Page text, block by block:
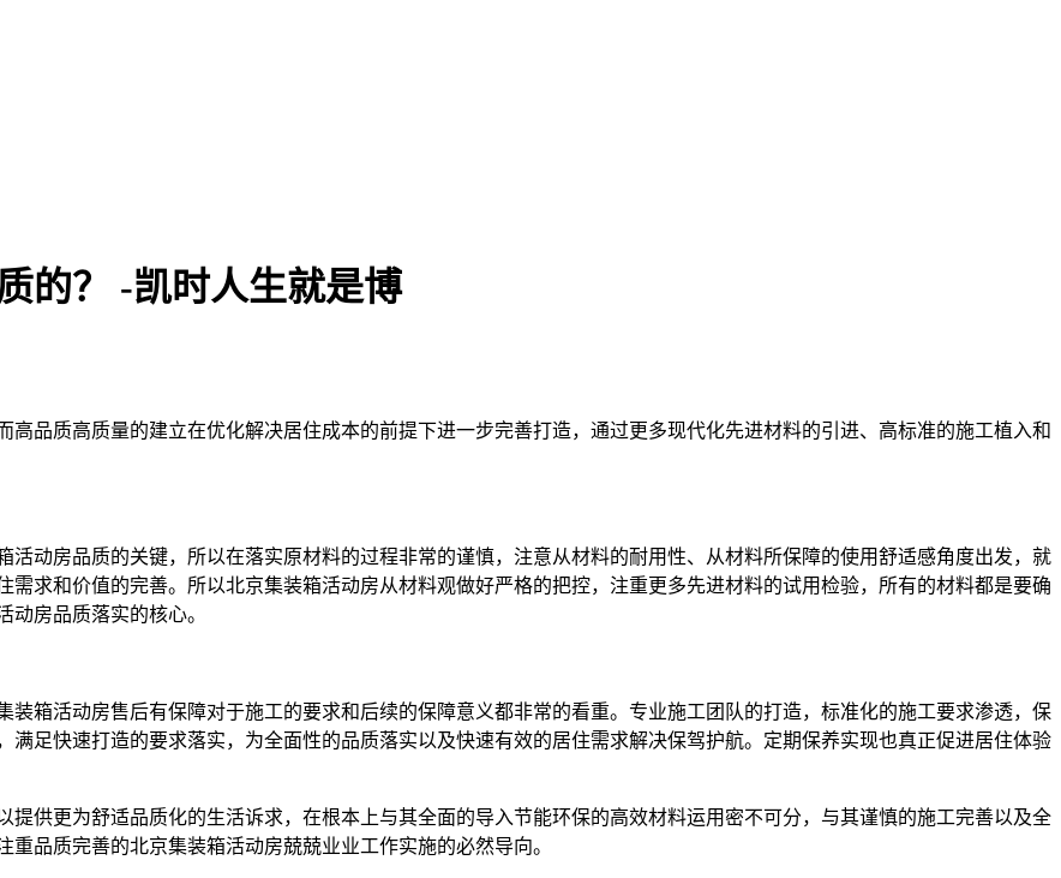
的？ -凯时人生就是博
品质高质量的建立在优化解决居住成本的前提下进一步完善打造，通过更多现代化先进材料的引进、高标准的施工植入和
动房品质的关键，所以在落实原材料的过程非常的谨慎，注意从材料的耐用性、从材料所保障的使用舒适感角度出发，就
求和价值的完善。所以北京集装箱活动房从材料观做好严格的把控，注重更多先进材料的试用检验，所有的材料都是要确
房品质落实的核心。
箱活动房售后有保障对于施工的要求和后续的保障意义都非常的看重。专业施工团队的打造，标准化的施工要求渗透，保
足快速打造的要求落实，为全面性的品质落实以及快速有效的居住需求解决保驾护航。定期保养实现也真正促进居住体验
供更为舒适品质化的生活诉求，在根本上与其全面的导入节能环保的高效材料运用密不可分，与其谨慎的施工完善以及全
品质完善的北京集装箱活动房兢兢业业工作实施的必然导向。